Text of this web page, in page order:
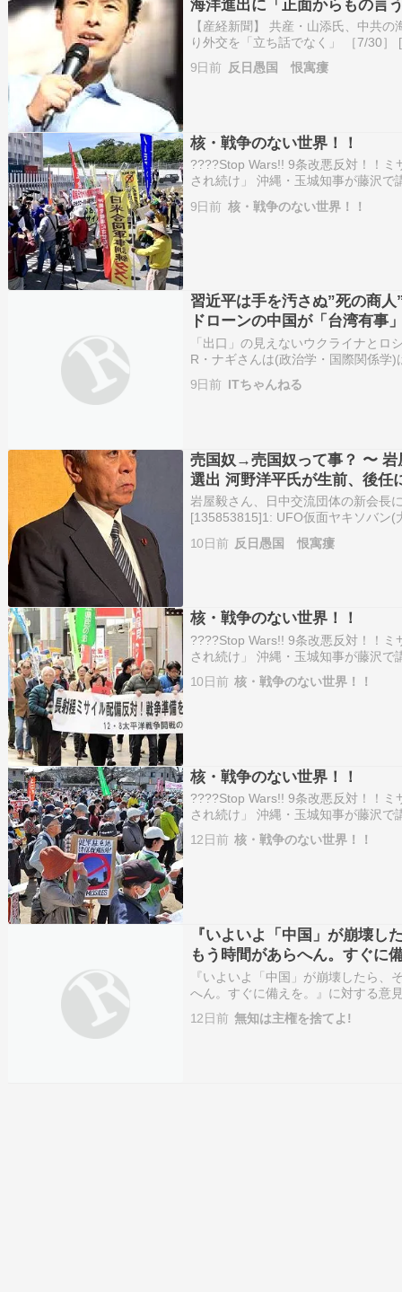
海洋進出に「正面からもの言
く」
【産経新聞】 共産・山添氏、中共
り外交を「立ち話でなく」 ［7/30
2026/07/30(木) 12:45:40.77
宿駅前（…
9日前 反日愚国 恨寓瘻
核・戦争のない世界！！
????Stop Wars!! 9条改悪反対！！
され続け」 沖縄・玉城知事が藤沢
沖縄で基地のない島求め平和行進
配備 周辺では抗議デモ「力では平
9日前 核・戦争のない世界！！
習近平は手を汚さぬ”死の商
ドローンの中国が「台湾有事
「出口」の見えないウクライナとロ
R・ナギさんは(政治学・国際関係学
9日前 ITちゃんねる
売国奴→売国奴って事？ 〜 岩
選出 河野洋平氏が生前、後任
岩屋毅さん、日中交流団体の新会長
[135853815]1: UFO仮面ヤキソバン
ID:z6iZLBjq0● BE:135853815-
10日前 反日愚国 恨寓瘻
核・戦争のない世界！！
????Stop Wars!! 9条改悪反対！！
され続け」 沖縄・玉城知事が藤沢
沖縄で基地のない島求め平和行進
配備 周辺では抗議デモ「力では平
10日前 核・戦争のない世界！！
核・戦争のない世界！！
????Stop Wars!! 9条改悪反対！！
され続け」 沖縄・玉城知事が藤沢
沖縄で基地のない島求め平和行進
配備 周辺では抗議デモ「力では平
12日前 核・戦争のない世界！！
『いよいよ「中国」が崩壊し
もう時間があらへん。すぐに
『いよいよ「中国」が崩壊したら
へん。すぐに備えを。』に対する意
https://naniwakawaraban.jp/2026/
12日前 無知は主権を捨てよ!